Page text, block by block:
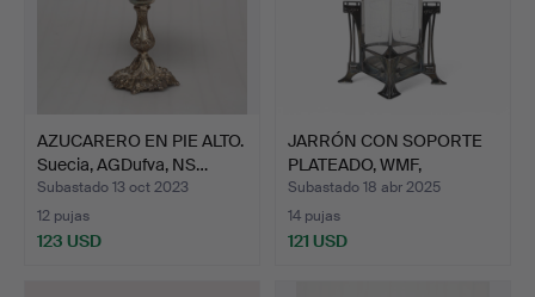
AZUCARERO EN PIE ALTO.
Suecia, AGDufva, NS…
Subastado 13 oct 2023
12 pujas
123 USD
JARRÓN CON SOPORTE
PLATEADO, WMF,
producci…
Subastado 18 abr 2025
14 pujas
121 USD